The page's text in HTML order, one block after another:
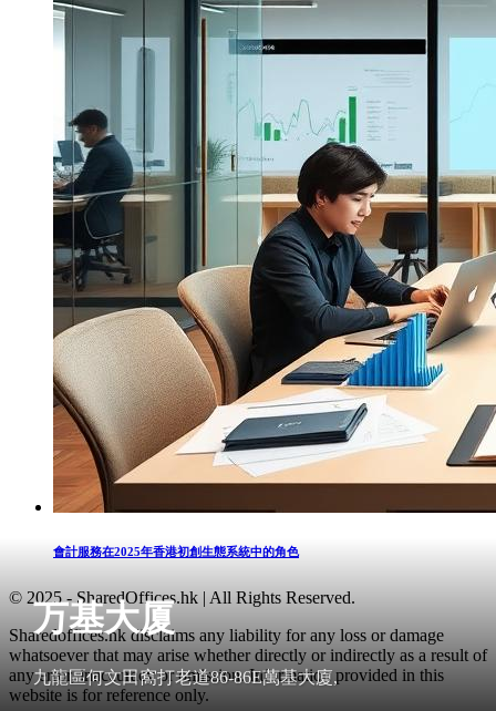
万基大厦
九龍區何文田窩打老道86-86E萬基大廈,
會計服務在2025年香港初創生態系統中的角色
© 2025 - SharedOffices.hk | All Rights Reserved.
Sharedoffices.hk disclaims any liability for any loss or damage
whatsoever that may arise whether directly or indirectly as a result of
any error, inaccuracy or omission. Information provided in this
website is for reference only.